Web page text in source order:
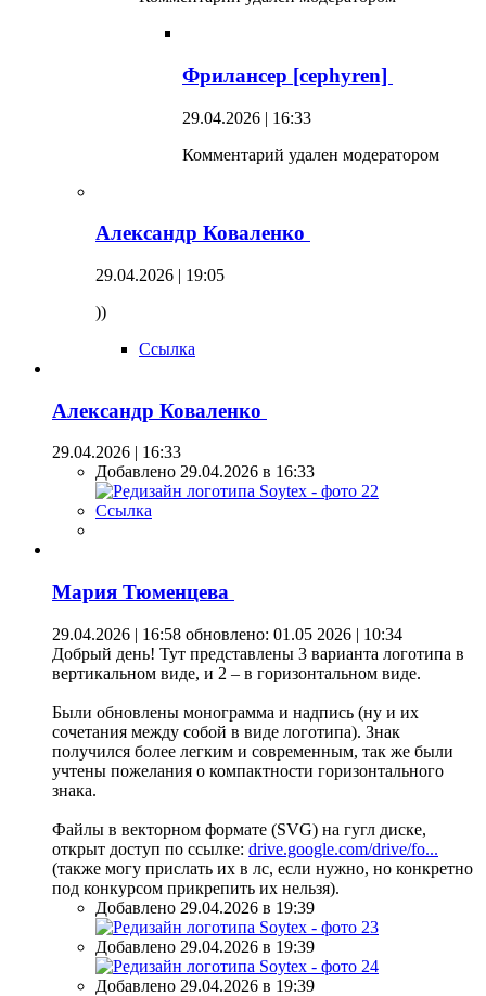
Фрилансер [cephyren]
29.04.2026 | 16:33
Комментарий удален модератором
Александр Коваленко
29.04.2026 | 19:05
))
Ссылка
Александр Коваленко
29.04.2026 | 16:33
Добавлено 29.04.2026 в 16:33
Ссылка
Мария Тюменцева
29.04.2026 | 16:58 обновлено: 01.05 2026 | 10:34
Добрый день! Тут представлены 3 варианта логотипа в
вертикальном виде, и 2 – в горизонтальном виде.
Были обновлены монограмма и надпись (ну и их
сочетания между собой в виде логотипа). Знак
получился более легким и современным, так же были
учтены пожелания о компактности горизонтального
знака.
Файлы в векторном формате (SVG) на гугл диске,
открыт доступ по ссылке: drive.google.com/drive/fo...
(также могу прислать их в лс, если нужно, но конкретно
под конкурсом прикрепить их нельзя).
Добавлено 29.04.2026 в 19:39
Добавлено 29.04.2026 в 19:39
Добавлено 29.04.2026 в 19:39